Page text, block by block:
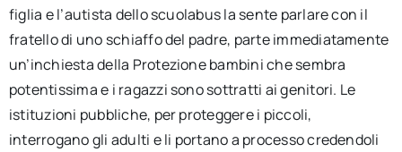
figlia e l’autista dello scuolabus la sente parlare con il
fratello di uno schiaffo del padre, parte immediatamente
un’inchiesta della Protezione bambini che sembra
potentissima e i ragazzi sono sottratti ai genitori. Le
istituzioni pubbliche, per proteggere i piccoli,
interrogano gli adulti e li portano a processo credendoli